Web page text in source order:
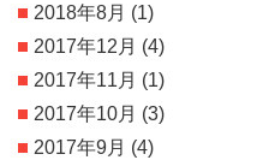
2018年8月 (1)
2017年12月 (4)
2017年11月 (1)
2017年10月 (3)
2017年9月 (4)